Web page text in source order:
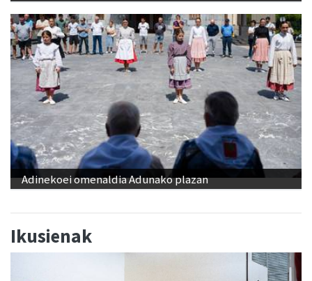
Adinekoei omenaldia Adunako plazan
Ikusienak